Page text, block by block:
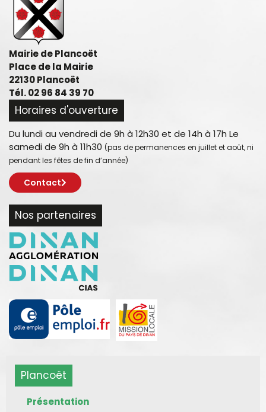
Mairie de Plancoët
Place de la Mairie
22130 Plancoët
Tél. 02 96 84 39 70
Horaires d'ouverture
Du lundi au vendredi de 9h à 12h30 et de 14h à 17h Le
samedi de 9h à 11h30 (pas de permanences en juillet et août, ni
pendant les fêtes de fin d’année)
Contact
Nos partenaires
Plancoët
Présentation